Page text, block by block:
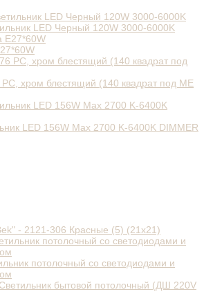
LED Черный 120W 3000-6000K
РС, хром блестящий (140 квадрат под МЕ
LED 156W Max 2700 K-6400K DIMMER
- 2121-306 Красные (5) (21х21)
потолочный со светодиодами и